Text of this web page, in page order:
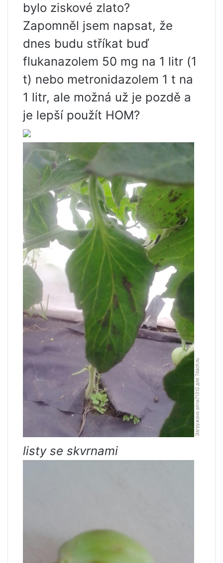
bylo ziskové zlato?
Zapomněl jsem napsat, že
dnes budu stříkat buď
flukanazolem 50 mg na 1 litr (1
t) nebo metronidazolem 1 t na
1 litr, ale možná už je pozdě a
je lepší použít HOM?
listy se skvrnami